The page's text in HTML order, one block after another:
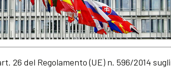
26 del Regolamento (UE) n. 596/2014 sugli